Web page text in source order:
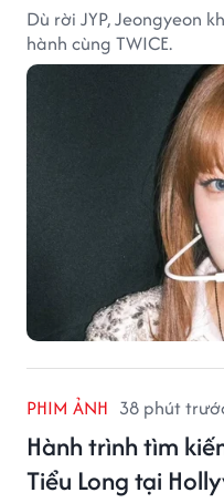
Dù rời JYP, Jeongyeon
hành cùng TWICE.
PHIM ẢNH 38 phút
Hành trình tìm
Tiểu Long tại